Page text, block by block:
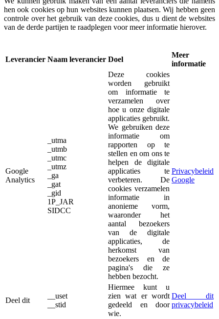
hen ook cookies op hun websites kunnen plaatsen. Wij hebben geen
controle over het gebruik van deze cookies, dus u dient de websites
van de derde partijen te raadplegen voor meer informatie hierover.
Leverancier Naam leverancier Doel
Meer
informatie
Google
Analytics
_utma
_utmb
_utmc
_utmz
_ga
_gat
_gid
1P_JAR
SIDCC
Deze cookies
worden gebruikt
om informatie te
verzamelen over
hoe u onze digitale
applicaties gebruikt.
We gebruiken deze
informatie om
rapporten op te
stellen en om ons te
helpen de digitale
applicaties te
verbeteren. De
cookies verzamelen
informatie in
anonieme vorm,
waaronder het
aantal bezoekers
van de digitale
applicaties, de
herkomst van
bezoekers en de
pagina's die ze
hebben bezocht.
Privacybeleid
Google
Deel dit
__uset
__stid
Hiermee kunt u
zien wat er wordt
gedeeld en door
wie.
Deel dit
privacybeleid